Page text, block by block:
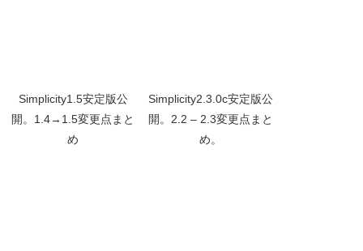
Simplicity1.5安定版公
開。1.4→1.5変更点まと
め
Simplicity2.3.0c安定版公
開。2.2 – 2.3変更点まと
め。